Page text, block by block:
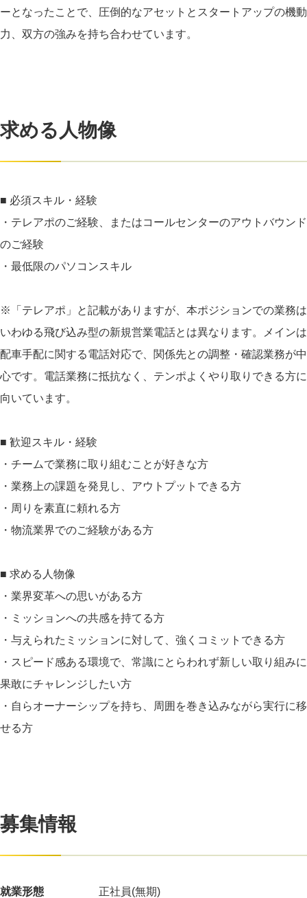
ーとなったことで、圧倒的なアセットとスタートアップの機動
力、双方の強みを持ち合わせています。
求める人物像
■ 必須スキル・経験
・テレアポのご経験、またはコールセンターのアウトバウンド
のご経験
・最低限のパソコンスキル
※「テレアポ」と記載がありますが、本ポジションでの業務は
いわゆる飛び込み型の新規営業電話とは異なります。メインは
配車手配に関する電話対応で、関係先との調整・確認業務が中
心です。電話業務に抵抗なく、テンポよくやり取りできる方に
向いています。
■ 歓迎スキル・経験
・チームで業務に取り組むことが好きな方
・業務上の課題を発見し、アウトプットできる方
・周りを素直に頼れる方
・物流業界でのご経験がある方
■ 求める人物像
・業界変革への思いがある方
・ミッションへの共感を持てる方
・与えられたミッションに対して、強くコミットできる方
・スピード感ある環境で、常識にとらわれず新しい取り組みに
果敢にチャレンジしたい方
・自らオーナーシップを持ち、周囲を巻き込みながら実行に移
せる方
募集情報
就業形態 正社員(無期)